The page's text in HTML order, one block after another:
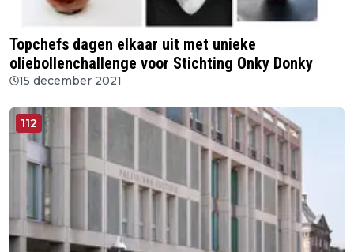
Topchefs dagen elkaar uit met unieke
oliebollenchallenge voor Stichting Onky Donky
15 december 2021
112